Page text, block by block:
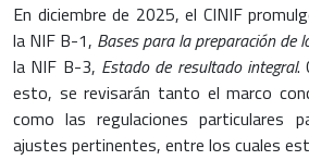
En diciembre de 2025, el CINIF
la NIF B-1, Bases para la preparación de
la NIF B-3, Estado de resultado integral.
esto, se revisarán tanto el marco
como las regulaciones particulares
ajustes pertinentes, entre los cuales